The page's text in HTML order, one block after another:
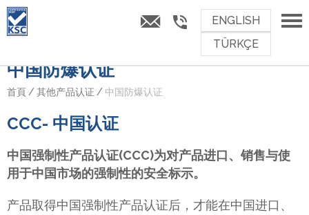
ENGLISH
TÜRKÇE
中国防爆认证
首頁 /其他产品认证 / 中国防爆认证
CCC- 中国认证
中国强制性产品认证(CCC)为对产品进口、销售与使
用于中国市场的强制性的安全标示。
产品取得中国强制性产品认证后，才能在中国进口、